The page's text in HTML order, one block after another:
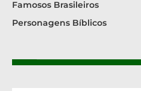
Famosos Brasileiros
Personagens Bíblicos